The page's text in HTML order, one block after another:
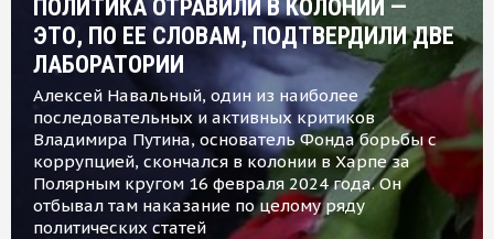
ПОЛИТИКА ОТРАВИЛИ В КОЛОНИИ —
ЭТО, ПО ЕЕ СЛОВАМ, ПОДТВЕРДИЛИ ДВЕ
ЛАБОРАТОРИИ
Алексей Навальный, один из наиболее
последовательных и активных критиков
Владимира Путина, основатель Фонда борьбы с
коррупцией, скончался в колонии в Харпе за
Полярным кругом 16 февраля 2024 года. Он
отбывал там наказание по целому ряду
политических статей